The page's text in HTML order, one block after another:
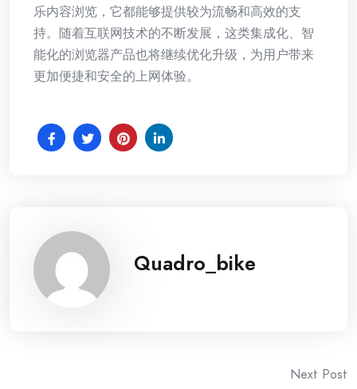
乐内容浏览，它都能够提供较为流畅和高效的支
持。随着互联网技术的不断发展，这类集成化、智
能化的浏览器产品也将继续优化升级，为用户带来
更加便捷和安全的上网体验。
Quadro_bike
Next Post